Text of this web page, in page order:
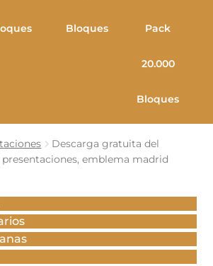
Bloques Pack
20.000
Bloques
Descarga gratuita del
emblema madrid